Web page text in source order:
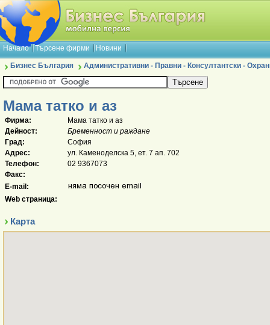
Начало Търсене фирми Новини
Бизнес България Административни - Правни - Консултантски -
Мама татко и аз
Фирма:
Мама татко и аз
Дейност:
Бременност и раждане
Град:
София
Адрес:
ул. Каменоделска 5, ет. 7 ап. 702
Телефон:
02 9367073
Факс:
E-mail:
Web страница:
Карта